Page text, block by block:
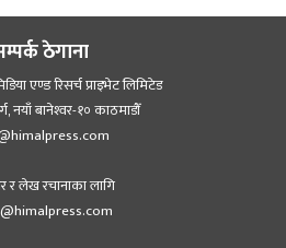
ठेगाना
एण्ड रिसर्च प्राइभेट लिमिटेड
नयाँ बानेश्‍वर-१० काठमाडौँ
र लेख रचानाका लागि